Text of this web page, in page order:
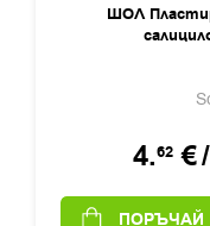
ШОЛ
4.62 €/
ПОРЪЧАЙ